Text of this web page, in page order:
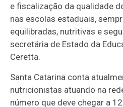
e fiscalização da qualidade
nas escolas estaduais,
equilibradas, nutritivas e
secretária de Estado da
Ceretta.
Santa Catarina conta
nutricionistas atuando na
número que deve chegar a